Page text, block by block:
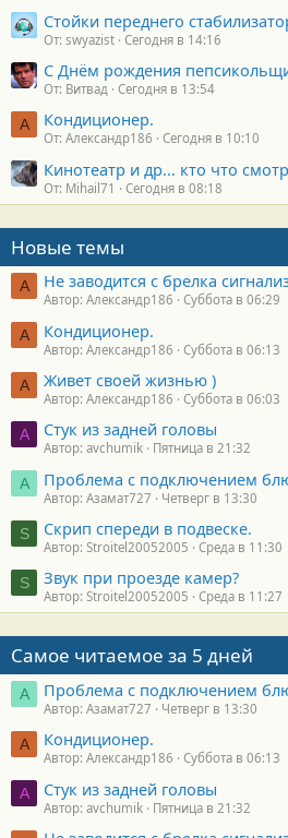
Стойки переднего
От: swyazist Сегодня в 14:16
С Днём рождения
От: Витвад Сегодня в 13:54
А Кондиционер.
От: Александр186 Сегодня в 10:10
Кинотеатр и др... кто что
От: Mihail71 Сегодня в 08:18
Новые темы
А Не заводится с брелка
Автор: Александр186 Суббота в 06:29
А Кондиционер.
Автор: Александр186 Суббота в 06:13
А Живет своей жизнью )
Автор: Александр186 Суббота в 06:03
A Стук из задней головы
Автор: avchumik Пятница в 21:32
А Проблема с подключением
Автор: Азамат727 Четверг в 13:30
S Скрип спереди в подвеске.
Автор: Stroitel20052005 Среда в 11:30
S Звук при проезде камер?
Автор: Stroitel20052005 Среда в 11:27
Самое читаемое за 5 дней
А Проблема с подключением
Автор: Азамат727 Четверг в 13:30
А Кондиционер.
Автор: Александр186 Суббота в 06:13
A Стук из задней головы
Автор: avchumik Пятница в 21:32